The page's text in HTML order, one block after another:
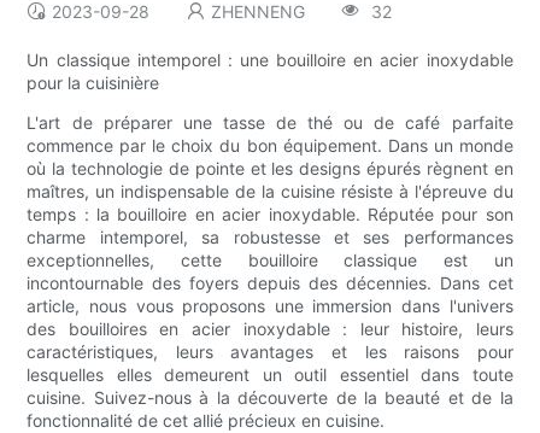
2023-09-28 ZHENNENG 32
Un classique intemporel : une bouilloire en acier inoxydable
pour la cuisinière
L'art de préparer une tasse de thé ou de café parfaite
commence par le choix du bon équipement. Dans un monde
où la technologie de pointe et les designs épurés règnent en
maîtres, un indispensable de la cuisine résiste à l'épreuve du
temps : la bouilloire en acier inoxydable. Réputée pour son
charme intemporel, sa robustesse et ses performances
exceptionnelles, cette bouilloire classique est un
incontournable des foyers depuis des décennies. Dans cet
article, nous vous proposons une immersion dans l'univers
des bouilloires en acier inoxydable : leur histoire, leurs
caractéristiques, leurs avantages et les raisons pour
lesquelles elles demeurent un outil essentiel dans toute
cuisine. Suivez-nous à la découverte de la beauté et de la
fonctionnalité de cet allié précieux en cuisine.